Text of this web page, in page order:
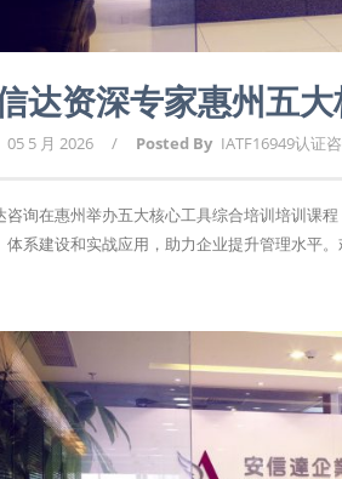
达资深专家惠州五
05 5 月 2026 / Posted By IATF16949认证
咨询在惠州举办五大核心工具综合培训培训课
体系建设和实战应用，助力企业提升管理水平